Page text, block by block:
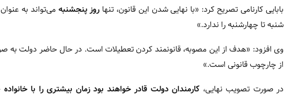
بابایی کارنامی تصریح کرد: «با نهایی شدن این قانون، تنهاروز پنجشنبه می‌تواند به
شنبه تا چهارشنبه را ندارد.»
وی افزود: «هدف از این مصوبه، قانونمند کردن تعطیلات است. در حال حاضر دولت به
از چارچوب قانونی است.»
در صورت تصویب نهایی، کارمندان دولت قادر خواهند بود زمان بیشتری را با